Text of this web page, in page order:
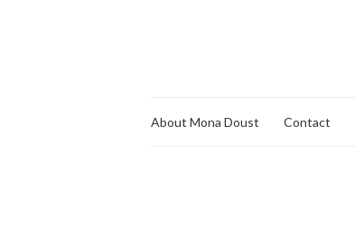
About Mona Doust Contact